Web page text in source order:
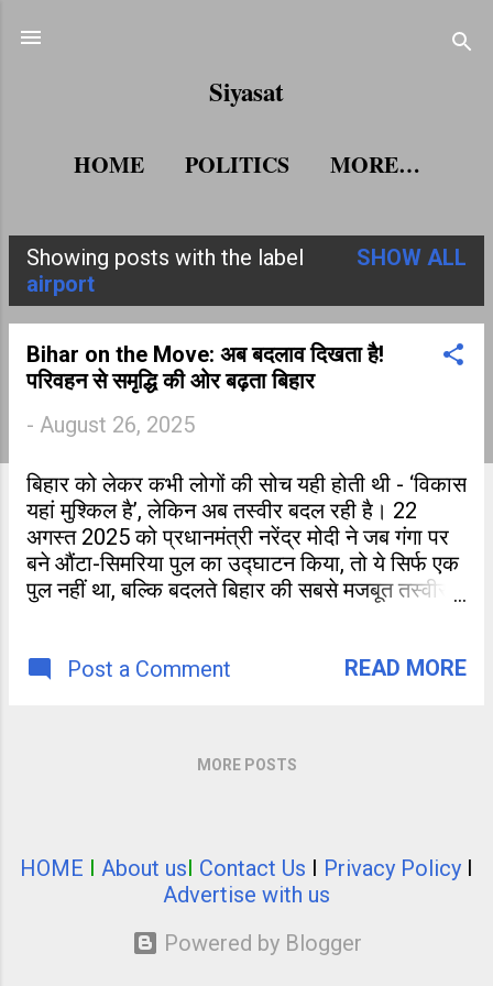
Siyasat
HOME POLITICS MORE…
P
o
Showing posts with the label
airport
SHOW ALL
Bihar on the Move: अब बदलाव दिखता है!
परिवहन से समृद्धि की ओर बढ़ता बिहार
- August 26, 2025
बिहार को लेकर कभी लोगों की सोच यही होती थी - ‘विकास
यहां मुश्किल है’, लेकिन अब तस्वीर बदल रही है। 22
अगस्त 2025 को प्रधानमंत्री नरेंद्र मोदी ने जब गंगा पर
बने औंटा-सिमरिया पुल का उद्घाटन किया, तो ये सिर्फ एक
पुल नहीं था, बल्कि बदलते बिहार की सबसे मजबूत तस्वीर
Post a Comment
READ MORE
MORE POSTS
HOME I About usI Contact Us I Privacy Policy I
Advertise with us
Powered by Blogger